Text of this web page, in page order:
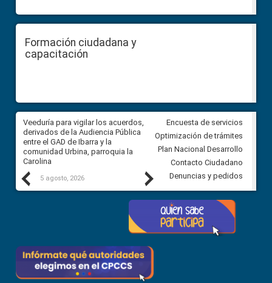
Formación ciudadana y
capacitación
Previous
Veeduría para vigilar los acuerdos,
derivados de la Audiencia Pública
entre el GAD de Ibarra y la
comunidad Urbina, parroquia la
Carolina
5 agosto, 2026
CPCCS convoca a Veeduría
Ciudadana para vigilar el
5 agosto, 2026
Next
Encuesta de servicios
Optimización de trámites
Plan Nacional Desarrollo
Contacto Ciudadano
Denuncias y pedidos